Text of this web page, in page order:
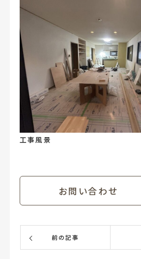
工事風景
お問い合わせ
前の記事